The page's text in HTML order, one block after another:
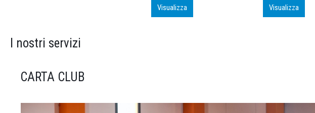
Visualizza Visualizza
I nostri servizi
CARTA CLUB